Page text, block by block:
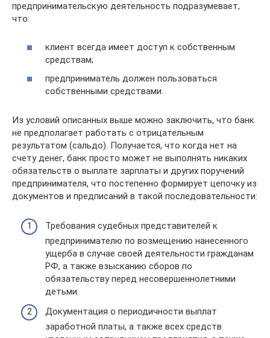
предпринимательскую деятельность подразумевает,
что:
клиент всегда имеет доступ к собственным
средствам;
предприниматель должен пользоваться
собственными средствами.
Из условий описанных выше можно заключить, что банк
не предполагает работать с отрицательным
результатом (сальдо). Получается, что когда нет на
счету денег, банк просто может не выполнять никаких
обязательств о выплате зарплаты и других поручений
предпринимателя, что постепенно формирует цепочку из
документов и предписаний в такой последовательности:
Требования судебных представителей к
предпринимателю по возмещению нанесенного
ущерба в случае своей деятельности гражданам
РФ, а также взысканию сборов по
обязательству перед несовершеннолетними
детьми.
Документация о периодичности выплат
заработной платы, а также всех средств